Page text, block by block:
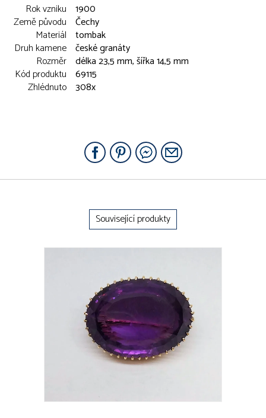
Rok vzniku 1900
Země původu Čechy
Materiál tombak
Druh kamene české granáty
Rozměr délka 23,5 mm, šířka 14,5 mm
Kód produktu 69115
Zhlédnuto 308x
Související produkty